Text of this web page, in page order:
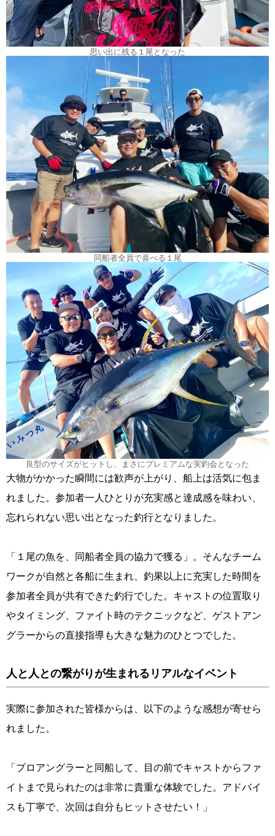
思い出に残る１尾となった
同船者全員で喜べる１尾
良型のサイズがヒットし、まさにプレミアムな実釣会となった
大物がかかった瞬間には歓声が上がり、船上は活気に包ま
れました。参加者一人ひとりが充実感と達成感を味わい、
忘れられない思い出となった釣行となりました。
「１尾の魚を、同船者全員の協力で獲る」。そんなチーム
ワークが自然と各船に生まれ、釣果以上に充実した時間を
参加者全員が共有できた釣行でした。キャストの位置取り
やタイミング、ファイト時のテクニックなど、ゲストアン
グラーからの直接指導も大きな魅力のひとつでした。
人と人との繋がりが生まれるリアルなイベント
実際に参加された皆様からは、以下のような感想が寄せら
れました。
「プロアングラーと同船して、目の前でキャストからファ
イトまで見られたのは非常に貴重な体験でした。アドバイ
スも丁寧で、次回は自分もヒットさせたい！」